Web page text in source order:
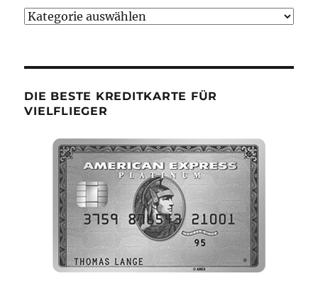
Bumsbude
DIE BESTE KREDITKARTE FÜR
VIELFLIEGER